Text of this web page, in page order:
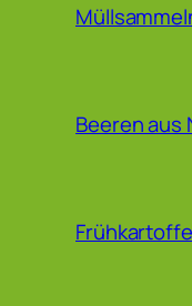
Beeren aus